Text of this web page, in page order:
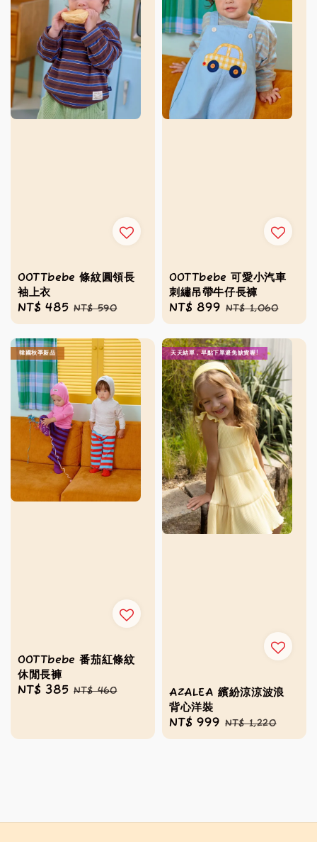
OOTTbebe 條紋圓領長
袖上衣
Sale
price
NT$ 485 Regular
price
NT$ 590
OOTTbebe 可愛小汽車
刺繡吊帶牛仔長褲
Sale
price
NT$ 899 Regular
price
NT$ 1,060
韓國秋季新品
OOTTbebe 番茄紅條紋
休閒長褲
Sale
NT$ 385 Regular
NT$ 460
天天結單，早點下單避免缺貨喔!
AZALEA 繽紛涼涼波浪
背心洋裝
Sale
price
NT$ 999 Regular
price
NT$ 1,220